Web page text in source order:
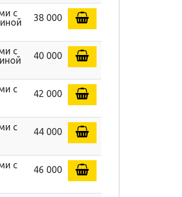
с
38 000
с
40 000
с
42 000
с
44 000
с
46 000